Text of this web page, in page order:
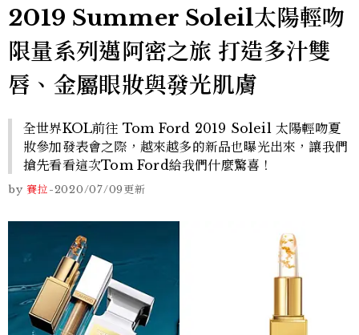
2019 Summer Soleil太陽輕吻
限量系列邁阿密之旅 打造多汁雙
唇、金屬眼妝與發光肌膚
全世界KOL前往 Tom Ford 2019 Soleil 太陽輕吻夏
妝參加發表會之際，越來越多的新品也曝光出來，讓我們
搶先看看這次Tom Ford給我們什麼驚喜！
by 賽拉-2020/07/09更新